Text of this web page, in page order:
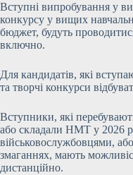
Вступні випробування у
конкурсу у вищих
бюджет, будуть
включно.
Для кандидатів, які
та творчі конкурси
Вступники, які
або складали НМТ у 2026
військовослужбовцями,
змаганнях, мають
дистанційно.